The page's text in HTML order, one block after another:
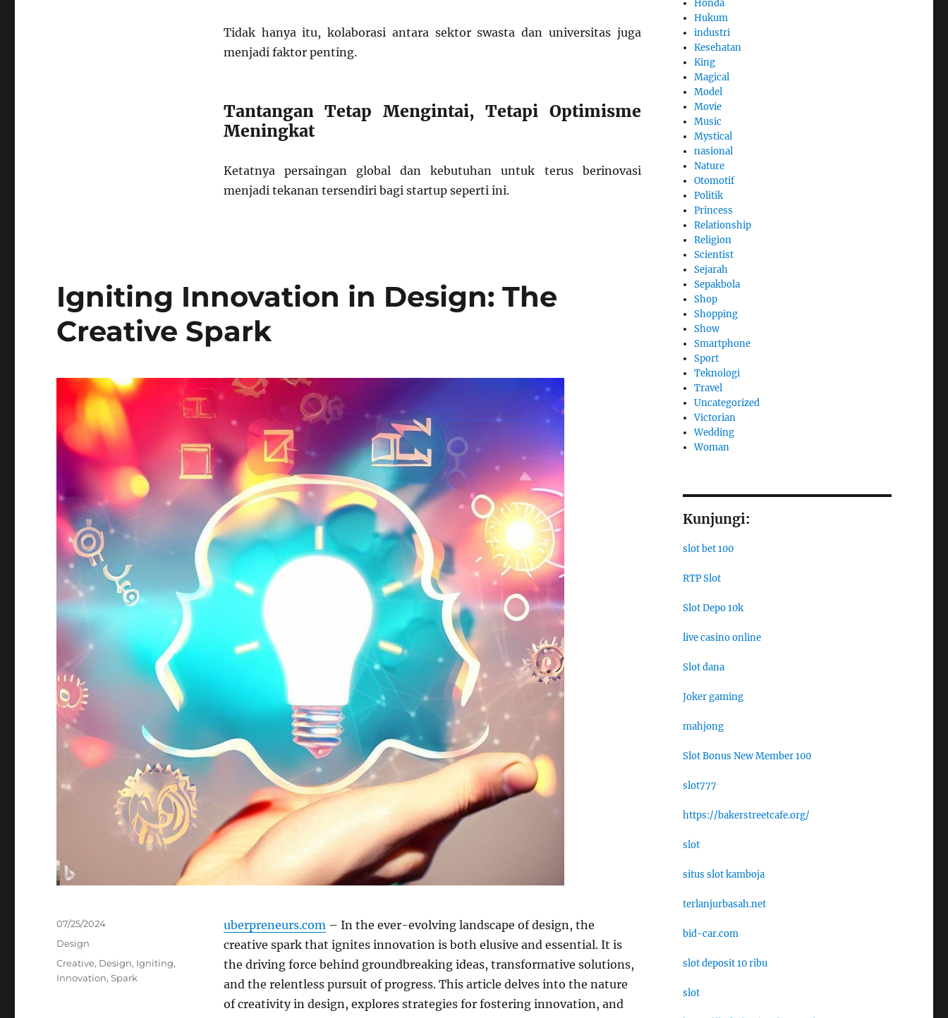
Tidak hanya itu, kolaborasi antara sektor swasta dan universitas juga
menjadi faktor penting.
Tantangan Tetap Mengintai, Tetapi Optimisme
Meningkat
Ketatnya persaingan global dan kebutuhan untuk terus berinovasi
menjadi tekanan tersendiri bagi startup seperti ini.
Igniting Innovation in Design: The
Creative Spark
uberpreneurs.com – In the ever-evolving landscape of design, the
creative spark that ignites innovation is both elusive and essential. It is
the driving force behind groundbreaking ideas, transformative solutions,
and the relentless pursuit of progress. This article delves into the nature
of creativity in design, explores strategies for fostering innovation, and
Posted
07/25/2024
Categories
Design
Tags
Creative, Design, Igniting,
Innovation,Spark
Honda
Hukum
industri
Kesehatan
King
Magical
Model
Movie
Music
Mystical
nasional
Nature
Otomotif
Politik
Princess
Relationship
Religion
Scientist
Sejarah
Sepakbola
Shop
Shopping
Show
Smartphone
Sport
Teknologi
Travel
Uncategorized
Victorian
Wedding
Woman
Kunjungi:
slot bet 100
RTP Slot
Slot Depo 10k
live casino online
Slot dana
Joker gaming
mahjong
Slot Bonus New Member 100
slot777
https://bakerstreetcafe.org/
slot
situs slot kamboja
terlanjurbasah.net
bid-car.com
slot deposit 10 ribu
slot